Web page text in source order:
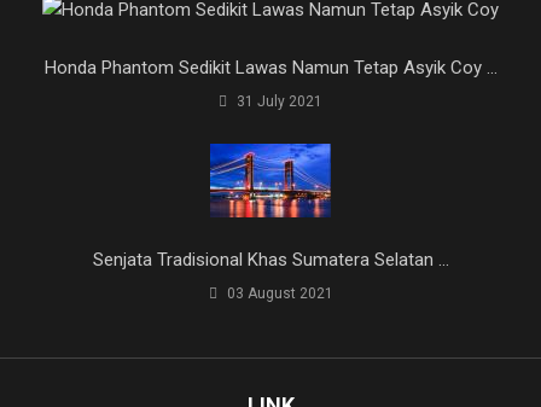
Honda Phantom Sedikit Lawas Namun Tetap Asyik Coy ...
31 July 2021
Senjata Tradisional Khas Sumatera Selatan ...
03 August 2021